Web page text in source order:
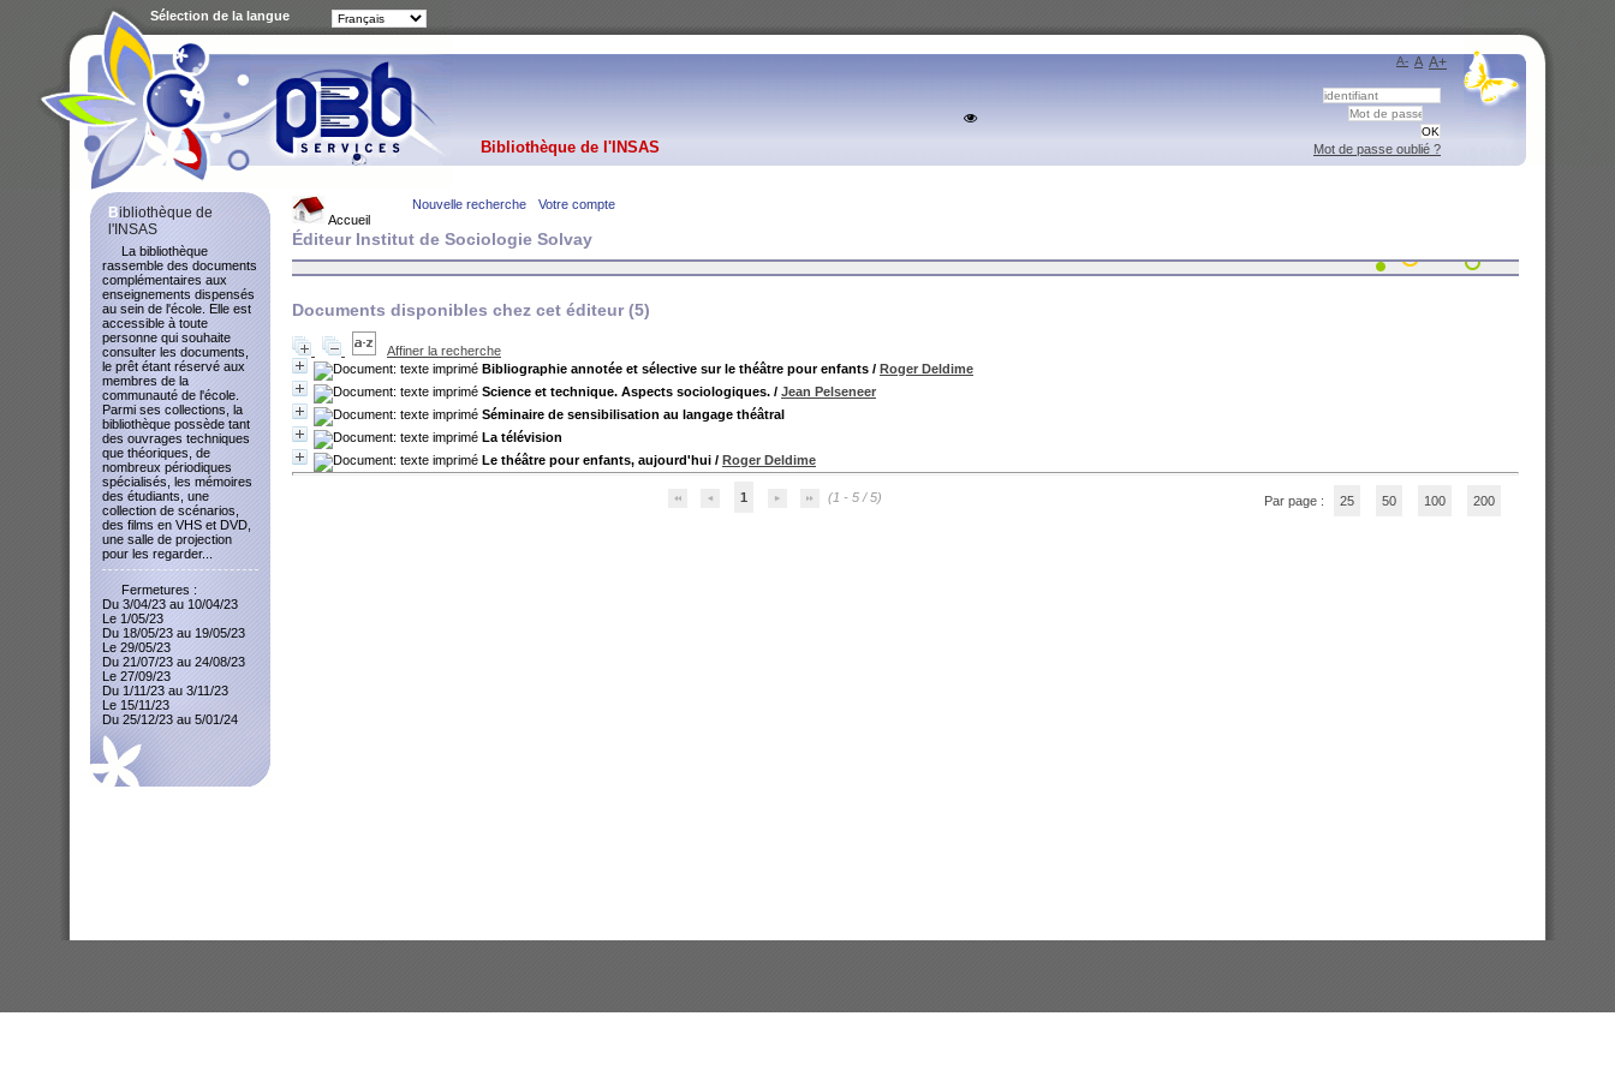
Accueil
Bibliothèque de l'INSAS
Nouvelle recherche Votre compte
Éditeur Institut de Sociologie Solvay
Documents disponibles chez cet éditeur (5)
Affiner la recherche
Bibliographie annotée et sélective sur le théâtre pour enfants / Roger Deldime
Science et technique. Aspects sociologiques. / Jean Pelseneer
Séminaire de sensibilisation au langage théâtral
La télévision
Le théâtre pour enfants, aujourd'hui / Roger Deldime
1 (1 - 5 / 5) Par page : 25 50 100 200
Bibliothèque de
l'INSAS
La bibliothèque
rassemble des documents
complémentaires aux
enseignements dispensés
au sein de l'école. Elle est
accessible à toute
personne qui souhaite
consulter les documents,
le prêt étant réservé aux
membres de la
communauté de l'école.
Parmi ses collections, la
bibliothèque possède tant
des ouvrages techniques
que théoriques, de
nombreux périodiques
spécialisés, les mémoires
des étudiants, une
collection de scénarios,
des films en VHS et DVD,
une salle de projection
pour les regarder...
Fermetures :
Du 3/04/23 au 10/04/23
Le 1/05/23
Du 18/05/23 au 19/05/23
Le 29/05/23
Du 21/07/23 au 24/08/23
Le 27/09/23
Du 1/11/23 au 3/11/23
Le 15/11/23
Du 25/12/23 au 5/01/24
A- A A+
Sélection de la langue
Mot de passe oublié ?